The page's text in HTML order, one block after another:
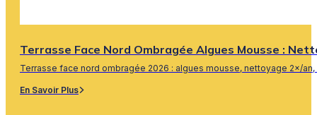
Terrasse Face Nord Ombragée Algues Mousse :
Terrasse face nord ombragée 2026 : algues mousse, nettoyage 2×/
En Savoir Plus